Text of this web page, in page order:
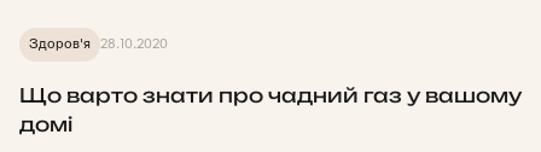
Здоров'я 28.10.2020
Що варто знати про чадний газ у вашому
домі